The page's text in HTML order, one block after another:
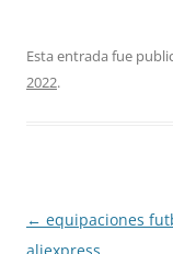
Esta entrada fue
2022.
Navegación
← equipaciones